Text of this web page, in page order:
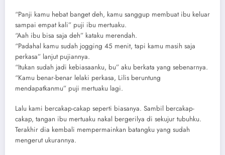
“Panji kamu hebat banget deh, kamu sanggup membuat ibu keluar
sampai empat kali” puji ibu mertuaku.
“Aah ibu bisa saja deh” kataku merendah.
“Padahal kamu sudah jogging 45 menit, tapi kamu masih saja
perkasa” lanjut pujiannya.
“Itukan sudah jadi kebiasaanku, bu” aku berkata yang sebenarnya.
“Kamu benar-benar lelaki perkasa, Lilis beruntung
mendapatkanmu” puji mertuaku lagi.
Lalu kami bercakap-cakap seperti biasanya. Sambil bercakap-
cakap, tangan ibu mertuaku nakal bergerilya di sekujur tubuhku.
Terakhir dia kembali mempermainkan batangku yang sudah
mengerut ukurannya.